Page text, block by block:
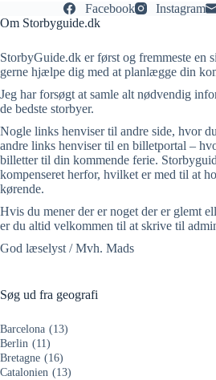
Facebook Instagram
Om Storbyguide.dk
StorbyGuide.dk er først og fremmeste en
gerne hjælpe dig med at planlægge din
Jeg har forsøgt at samle alt nødvendig
de bedste storbyer.
Nogle links henviser til andre side, hvor
andre links henviser til en billetportal –
billetter til din kommende ferie.
kompenseret herfor, hvilket er med til at
kørende.
Hvis du mener der er noget der er glemt
er du altid velkommen til at skrive til
God læselyst / Mvh. Mads
Søg ud fra geografi
Barcelona (13)
Berlin (11)
Bretagne (16)
Catalonien (13)